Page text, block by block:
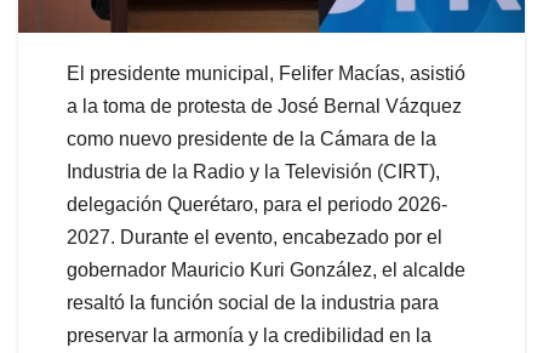
El presidente municipal, Felifer Macías, asistió
a la toma de protesta de José Bernal Vázquez
como nuevo presidente de la Cámara de la
Industria de la Radio y la Televisión (CIRT),
delegación Querétaro, para el periodo 2026-
2027. Durante el evento, encabezado por el
gobernador Mauricio Kuri González, el alcalde
resaltó la función social de la industria para
preservar la armonía y la credibilidad en la